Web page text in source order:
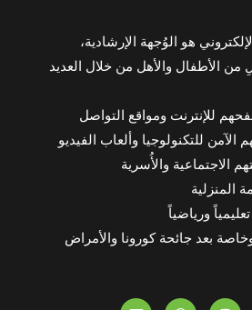
هو الوُجهة الإرشادية،
من الأطفال والأهل من خلال العديد
للإنترنت ومواقع التواصل
الآمن للتكنولوجيا وألعاب الفيديو
الاجتماعية والأُسرية
المنزلية
ورياضياً
بعد جائحة كورونا والأمراض